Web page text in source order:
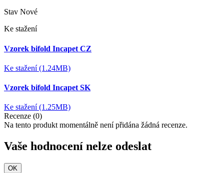
Stav Nové
Ke stažení
Vzorek bifold Incapet CZ
Ke stažení (1.24MB)
Vzorek bifold Incapet SK
Ke stažení (1.25MB)
Recenze (0)
Na tento produkt momentálně není přidána žádná recenze.
Vaše hodnocení nelze odeslat
OK